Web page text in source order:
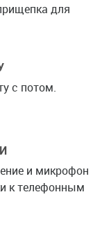
для
с потом.
и микрофон
к телефонным